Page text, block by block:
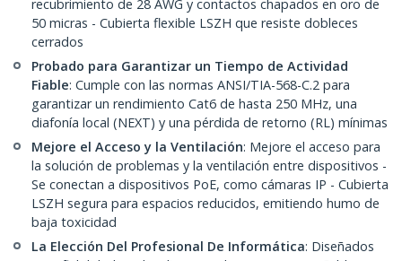
recubrimiento de 28 AWG y contactos chapados en oro de
50 micras - Cubierta flexible LSZH que resiste dobleces
cerrados
Probado para Garantizar un Tiempo de Actividad
Fiable: Cumple con las normas ANSI/TIA-568-C.2 para
garantizar un rendimiento Cat6 de hasta 250 MHz, una
diafonía local (NEXT) y una pérdida de retorno (RL) mínimas
Mejore el Acceso y la Ventilación: Mejore el acceso para
la solución de problemas y la ventilación entre dispositivos -
Se conectan a dispositivos PoE, como cámaras IP - Cubierta
LSZH segura para espacios reducidos, emitiendo humo de
baja toxicidad
La Elección Del Profesional De Informática: Diseñados